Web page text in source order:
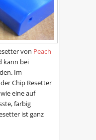
von Peach
kann bei
Im
Chip Resetter
eine auf
farbig
ist ganz